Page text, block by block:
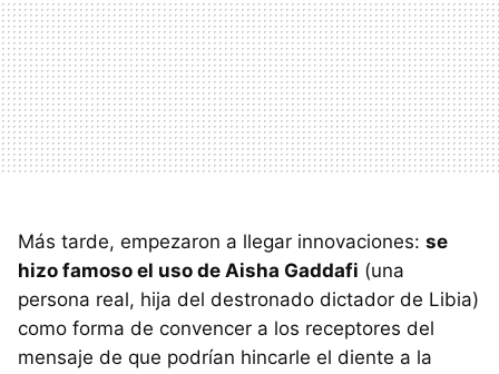
Más tarde, empezaron a llegar innovaciones: se
hizo famoso el uso de Aisha Gaddafi (una
persona real, hija del destronado dictador de Libia)
como forma de convencer a los receptores del
mensaje de que podrían hincarle el diente a la